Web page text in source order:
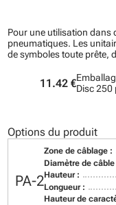
Pour une utilisation dans
pneumatiques. Les
de symboles toute prête,
11.42 €Disc250
Options du produit
PA-2
Zone de câblage :
Diamètre de câble
Hauteur :
Longueur :
Hauteur de